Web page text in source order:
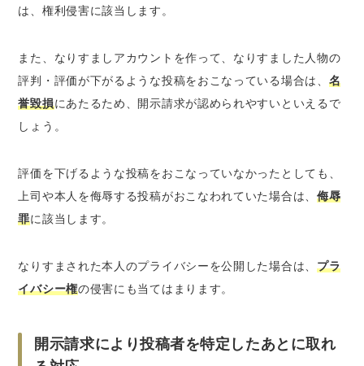
は、権利侵害に該当します。
また、なりすましアカウントを作って、 なりすました人物の
評判・評価が下がるような投稿をおこなっている場合は、 名
誉毀損にあたるため、開示請求が認められやすいといえるで
しょう。
評価を下げるような投稿をおこなっていなかったとしても、
上司や本人を侮辱する投稿がおこなわれていた場合は、 侮辱
罪に該当します。
なりすまされた本人のプライバシーを公開 した場合は、 プラ
イバシー権の侵害にも当てはまります。
開示請求により投稿者を特定したあとに取れ